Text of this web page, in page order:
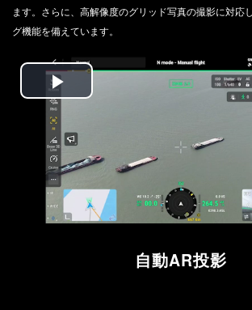
ます。さらに、高解像度のグリッド写真の撮影に対応
グ機能を備えています。
Play
Video
自動AR投影